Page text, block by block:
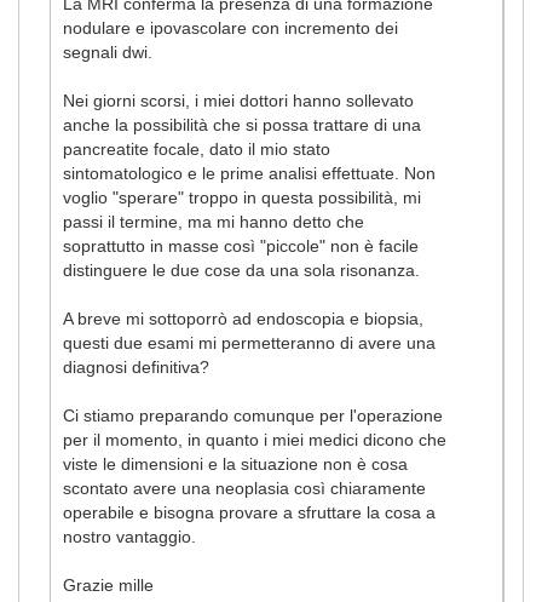
nodulare e ipovascolare con incremento dei
segnali dwi.
Nei giorni scorsi, i miei dottori hanno sollevato
anche la possibilità che si possa trattare di una
pancreatite focale, dato il mio stato
sintomatologico e le prime analisi effettuate. Non
voglio "sperare" troppo in questa possibilità, mi
passi il termine, ma mi hanno detto che
soprattutto in masse così "piccole" non è facile
distinguere le due cose da una sola risonanza.
A breve mi sottoporrò ad endoscopia e biopsia,
questi due esami mi permetteranno di avere una
diagnosi definitiva?
Ci stiamo preparando comunque per l'operazione
per il momento, in quanto i miei medici dicono che
viste le dimensioni e la situazione non è cosa
scontato avere una neoplasia così chiaramente
operabile e bisogna provare a sfruttare la cosa a
nostro vantaggio.
Grazie mille